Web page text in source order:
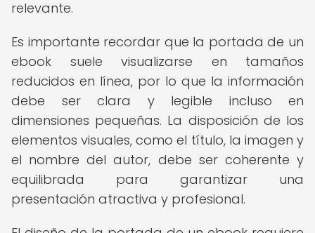
relevante.
Es importante recordar que la portada de un
ebook suele visualizarse en tamaños
reducidos en línea, por lo que la información
debe ser clara y legible incluso en
dimensiones pequeñas. La disposición de los
elementos visuales, como el título, la imagen y
el nombre del autor, debe ser coherente y
equilibrada para garantizar una
presentación atractiva y profesional.